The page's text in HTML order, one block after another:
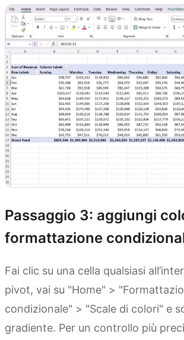
Passaggio 3: aggiungi
formattazione
Fai clic su una cella qualsiasi
pivot, vai su "Home" >
condizionale" > "Scale di colori" e
gradiente. Per un controllo più